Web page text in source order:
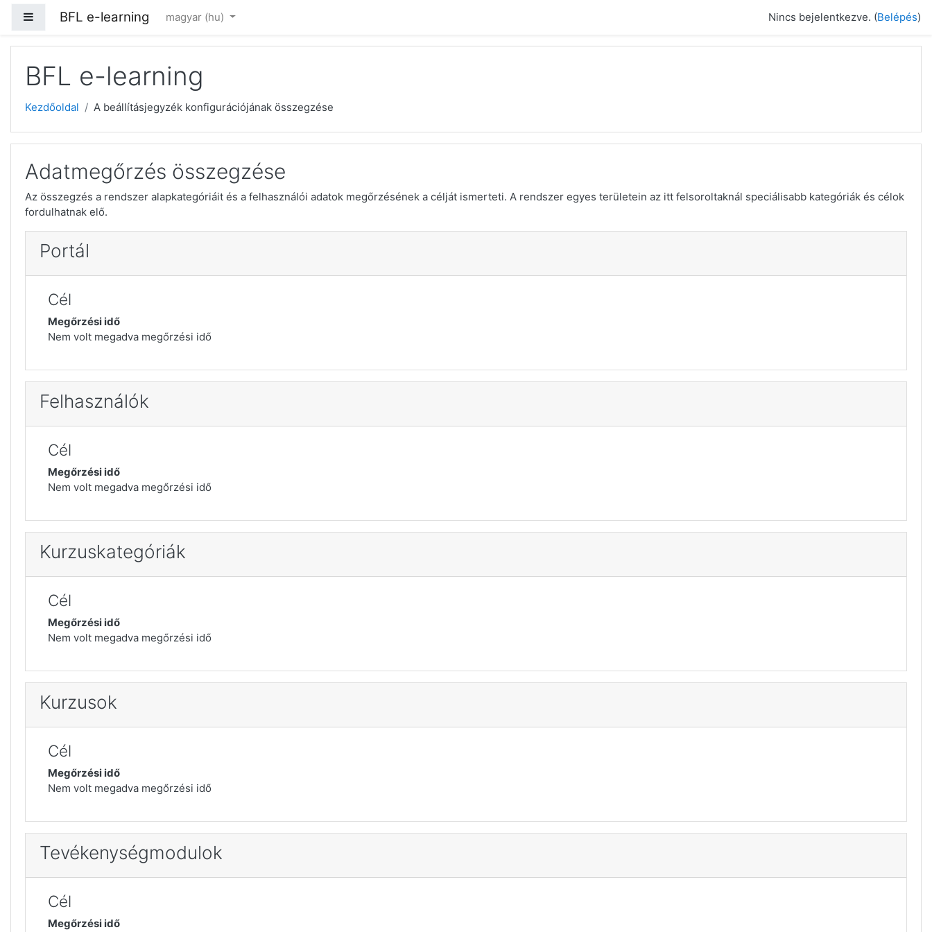
OldalpanelBFL e-learning magyar ‎(hu)‎ Nincs bejelentkezve. (Belépés)
BFL e-learning
Kezdőoldal A beállításjegyzék konfigurációjának összegzése
Adatmegőrzés összegzése
Az összegzés a rendszer alapkategóriáit és a felhasználói adatok megőrzésének a célját ismerteti. A rendszer egyes területein az itt felsoroltaknál speciálisabb kategóriák és célok
fordulhatnak elő.
Portál
Cél
Megőrzési idő
Nem volt megadva megőrzési idő
Felhasználók
Cél
Megőrzési idő
Nem volt megadva megőrzési idő
Kurzuskategóriák
Cél
Megőrzési idő
Nem volt megadva megőrzési idő
Kurzusok
Cél
Megőrzési idő
Nem volt megadva megőrzési idő
Tevékenységmodulok
Cél
Megőrzési idő